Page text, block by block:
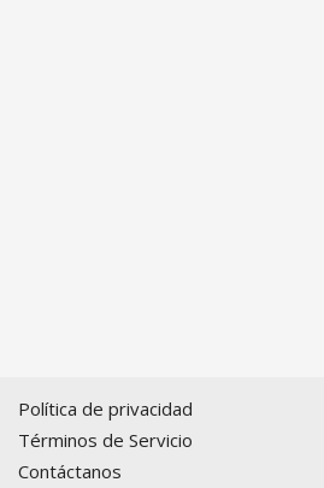
Política de privacidad
Términos de Servicio
Contáctanos